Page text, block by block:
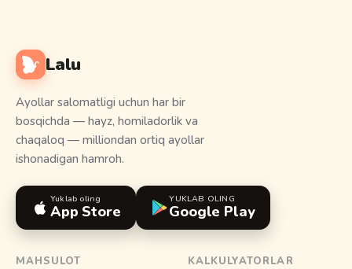
Lalu
Ayollar salomatligi uchun har bir
bosqichda — hayz, homiladorlik va
chaqaloq — milliondan ortiq ayollar
ishonadigan hamroh.
Yuklab oling
App Store
YUKLAB OLING
Google Play
MAHSULOT KALKULYATORLAR